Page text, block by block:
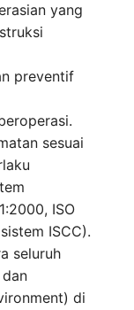
yang
preventif
sesuai
ISO
ISCC).
seluruh
di